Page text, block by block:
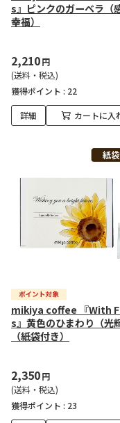
s』ピンクのガーベラ（
幸福）
2,210円
(送料・税込)
獲得ポイント : 22
詳細 カートに入
mikiya coffee 『With
s』黄色のひまわり（光輝
（紙袋付き）
2,350円
(送料・税込)
獲得ポイント : 23